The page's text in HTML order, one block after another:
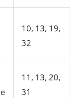
10, 13, 19,
32
11, 13, 20,
31